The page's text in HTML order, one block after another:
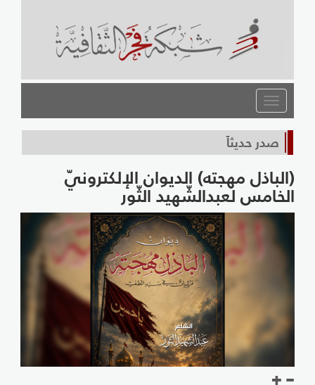
القائمة
صدر حديثاً
(الباذل مهجته) الديوان الإلكترونيّ
الخامس لعبدالشّهيد الثّور